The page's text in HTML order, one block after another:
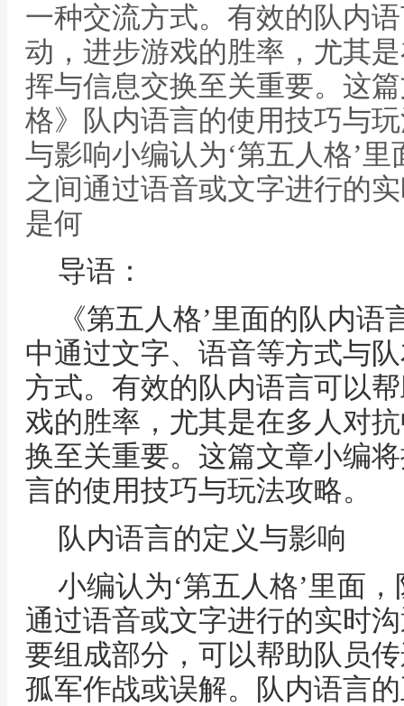
一种交流方式。有效的队内
动，进步游戏的胜率，尤其
挥与信息交换至关重要。这
格》队内语言的使用技巧与
与影响小编认为‘第五人格’
之间通过语音或文字进行的
是何
导语：
《第五人格’里面的队内
中通过文字、语音等方式与
方式。有效的队内语言可以
戏的胜率，尤其是在多人对
换至关重要。这篇文章小编
言的使用技巧与玩法攻略。
队内语言的定义与影响
小编认为‘第五人格’里面
通过语音或文字进行的实时
要组成部分，可以帮助队员
孤军作战或误解。队内语言